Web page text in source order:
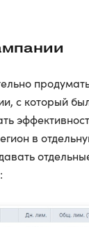
с который
в